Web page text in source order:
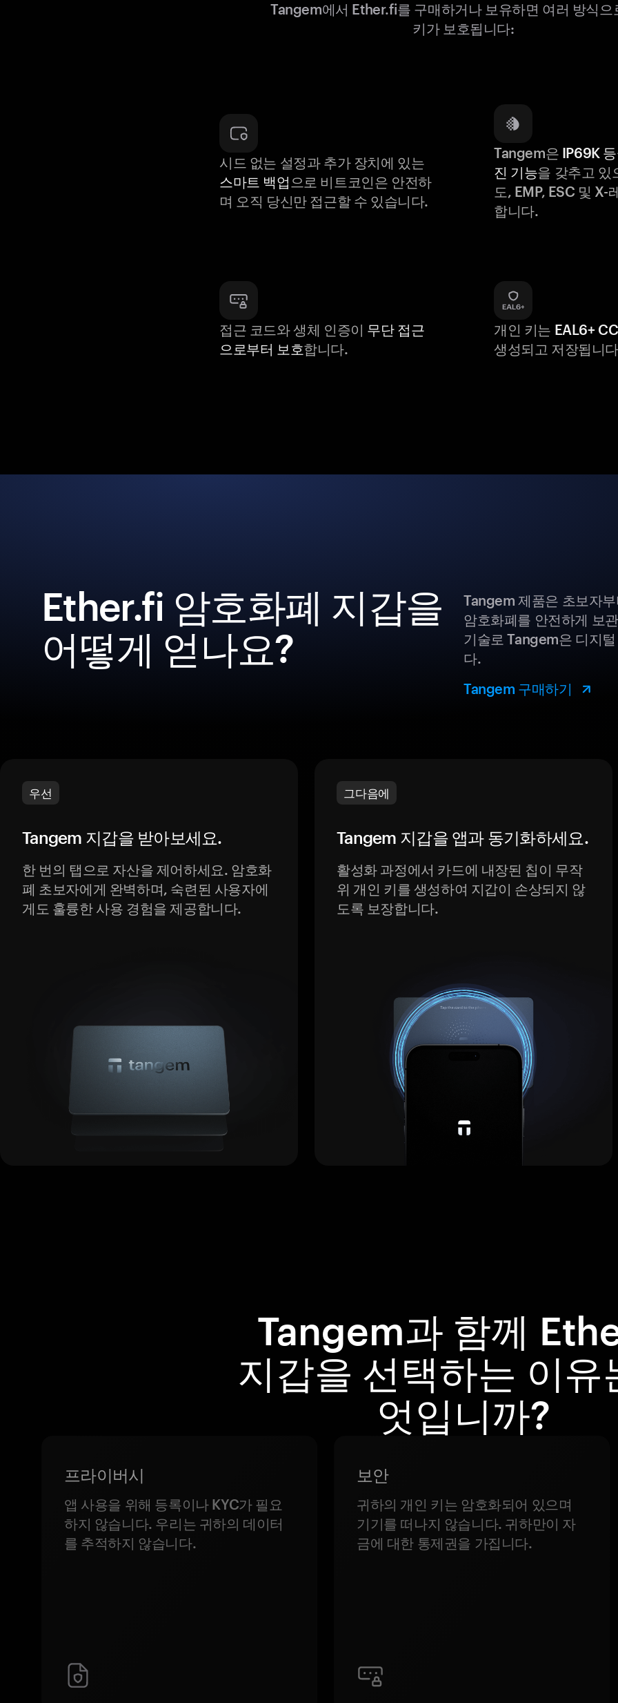
Tangem에서 Ether.fi를 구매하거나 보유하면 여러 방식으
키가 보호됩니다:
시드 없는 설정과 추가 장치에 있는
스마트 백업 으로 비트코인은 안전하
며 오직 당신만 접근할 수 있습니다.
Tangem은 IP69K
진 기능을 갖추고 있
도, EMP, ESC 및 X-
합니다.
접근 코드와 생체 인증이 무단 접근
으로부터 보호합니다.
개인 키는 EAL6+
생성되고 저장됩니
Ether.fi 암호화폐 지갑을
어떻게 얻나요?
Tangem 제품은 초보자
암호화폐를 안전하게 보
기술로 Tangem은 디지
다.
Tangem 구매하기
우선
Tangem 지갑을 받아보세요.
한 번의 탭으로 자산을 제어하세요. 암호화
폐 초보자에게 완벽하며, 숙련된 사용자에
게도 훌륭한 사용 경험을 제공합니다.
그다음에
Tangem 지갑을 앱과 동기화하세요.
활성화 과정에서 카드에 내장된 칩이 무작
위 개인 키를 생성하여 지갑이 손상되지 않
도록 보장합니다.
Tangem과 함께
지갑을 선택하는 이유
엇입니까?
프라이버시
앱 사용을 위해 등록이나 KYC가 필요
하지 않습니다. 우리는 귀하의 데이터
를 추적하지 않습니다.
보안
귀하의 개인 키는 암호화되어 있으며
기기를 떠나지 않습니다. 귀하만이 자
금에 대한 통제권을 가집니다.